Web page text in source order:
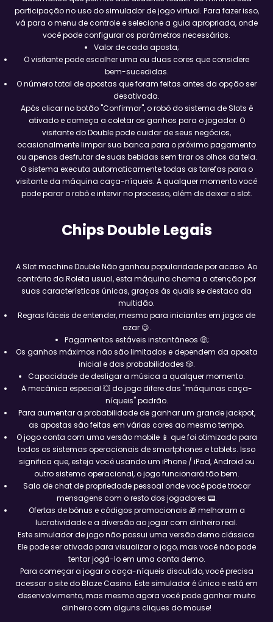
participação no uso do simulador de jogo virtual. Para fazer isso,
vá para o menu de controle e selecione a guia apropriada, onde
você pode configurar os parâmetros necessários.
Valor de cada aposta;
O visitante pode escolher uma ou duas cores que considere
bem-sucedidas.
O número total de apostas que foram feitas antes da opção ser
desativada.
Após clicar no botão "Confirmar", o robô do sistema de Slots é
ativado e começa a coletar os ganhos para o jogador. O
visitante do Double pode cuidar de seus negócios,
ocasionalmente limpar sua banca para o próximo pagamento
ou apenas desfrutar de suas bebidas sem tirar os olhos da tela.
O sistema executa automaticamente todas as tarefas para o
visitante da máquina caça-níqueis. A qualquer momento você
pode parar o robô e intervir no processo, além de deixar o slot.
Chips Double Legais
A Slot machine Double Não ganhou popularidade por acaso. Ao
contrário da Roleta usual, esta máquina chama a atenção por
suas características únicas, graças às quais se destaca da
multidão.
Regras fáceis de entender, mesmo para iniciantes em jogos de
azar 😉.
Pagamentos estáveis instantâneos 🤑;
Os ganhos máximos não são limitados e dependem da aposta
inicial e das probabilidades 🎲.
Capacidade de desligar a música a qualquer momento.
A mecânica especial 💥 do jogo difere das "máquinas caça-
níqueis" padrão.
Para aumentar a probabilidade de ganhar um grande jackpot,
as apostas são feitas em várias cores ao mesmo tempo.
O jogo conta com uma versão mobile 📱 que foi otimizada para
todos os sistemas operacionais de smartphones e tablets. Isso
significa que, esteja você usando um iPhone / iPad, Android ou
outro sistema operacional, o jogo funcionará tão bem.
Sala de chat de propriedade pessoal onde você pode trocar
mensagens com o resto dos jogadores 📟.
Ofertas de bônus e códigos promocionais 🎁 melhoram a
lucratividade e a diversão ao jogar com dinheiro real.
Este simulador de jogo não possui uma versão demo clássica.
Ele pode ser ativado para visualizar o jogo, mas você não pode
tentar jogá-lo em uma conta demo.
Para começar a jogar o caça-níqueis discutido, você precisa
acessar o site do Blaze Casino. Este simulador é único e está em
desenvolvimento, mas mesmo agora você pode ganhar muito
dinheiro com alguns cliques do mouse!